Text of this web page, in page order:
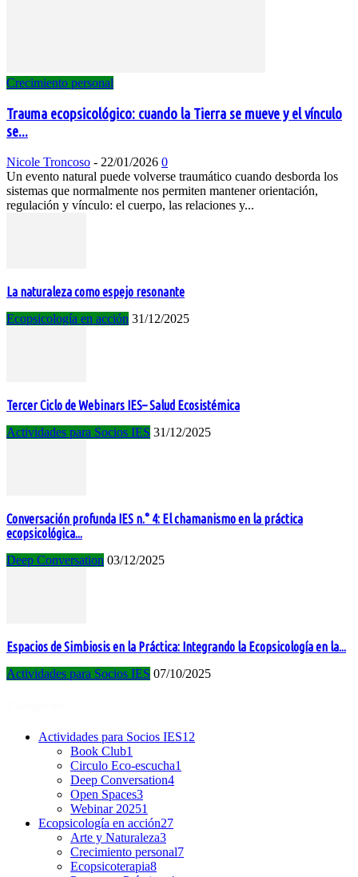
Crecimiento personal
Trauma ecopsicológico: cuando la Tierra se mueve y el vínculo
se...
Nicole Troncoso - 22/01/2026 0
Un evento natural puede volverse traumático cuando desborda los
sistemas que normalmente nos permiten mantener orientación,
regulación y vínculo: el cuerpo, las relaciones y...
La naturaleza como espejo resonante
Ecopsicología en acción 31/12/2025
Tercer Ciclo de Webinars IES– Salud Ecosistémica
Actividades para Socios IES 31/12/2025
Conversación profunda IES n.° 4: El chamanismo en la práctica
ecopsicológica...
Deep Conversation 03/12/2025
Espacios de Simbiosis en la Práctica: Integrando la Ecopsicología en la...
Actividades para Socios IES 07/10/2025
Actividades para Socios IES12
Book Club1
Circulo Eco-escucha1
Deep Conversation4
Open Spaces3
Webinar 20251
Ecopsicología en acción27
Arte y Naturaleza3
Crecimiento personal7
Ecopsicoterapia8